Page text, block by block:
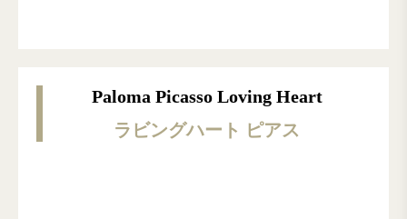
Paloma Picasso Loving Heart
ラビングハート ピアス